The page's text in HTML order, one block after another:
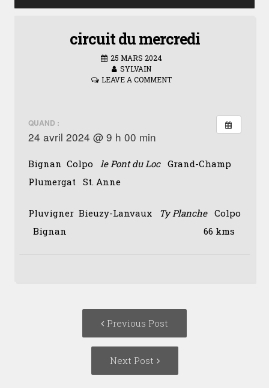
circuit du mercredi
25 MARS 2024
SYLVAIN
LEAVE A COMMENT
QUAND :
24 avril 2024 @ 9 h 00 min
Bignan  Colpo  le Pont du Loc Grand-Champ 
Plumergat  St. Anne 
Pluvigner  Bieuzy-Lanvaux  Ty Planche  Colpo
 Bignan 66 kms
Previous Post
Next Post
Post: